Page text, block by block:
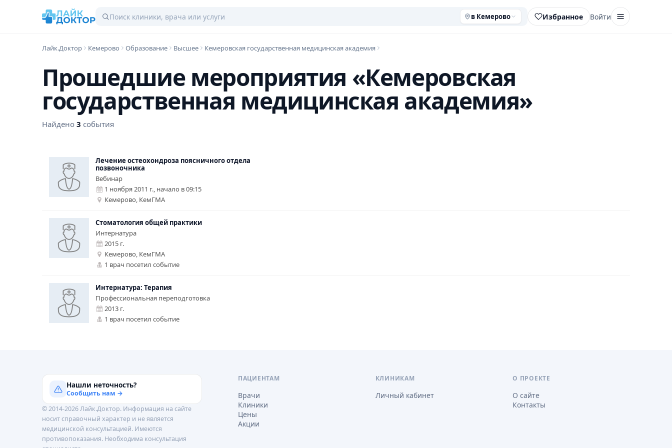
в Кемерово Избранное Войти
Лайк.Доктор Кемерово Образование Высшее Кемеровская государственная медицинская академия
Прошедшие мероприятия «Кемеровская
государственная медицинская академия»
Найдено 3 события
Лечение остеохондроза поясничного отдела
позвоночника
Вебинар
1 ноября 2011 г., начало в 09:15
Кемерово, КемГМА
Стоматология общей практики
Интернатура
2015 г.
Кемерово, КемГМА
1 врач посетил событие
Интернатура: Терапия
Профессиональная переподготовка
2013 г.
1 врач посетил событие
Нашли неточность?
Сообщить нам →
© 2014-2026 Лайк.Доктор. Информация на сайте
носит справочный характер и не является
медицинской консультацией. Имеются
противопоказания. Необходима консультация
ПАЦИЕНТАМ
Врачи
Клиники
Цены
Акции
КЛИНИКАМ
Личный кабинет
О ПРОЕКТЕ
О сайте
Контакты